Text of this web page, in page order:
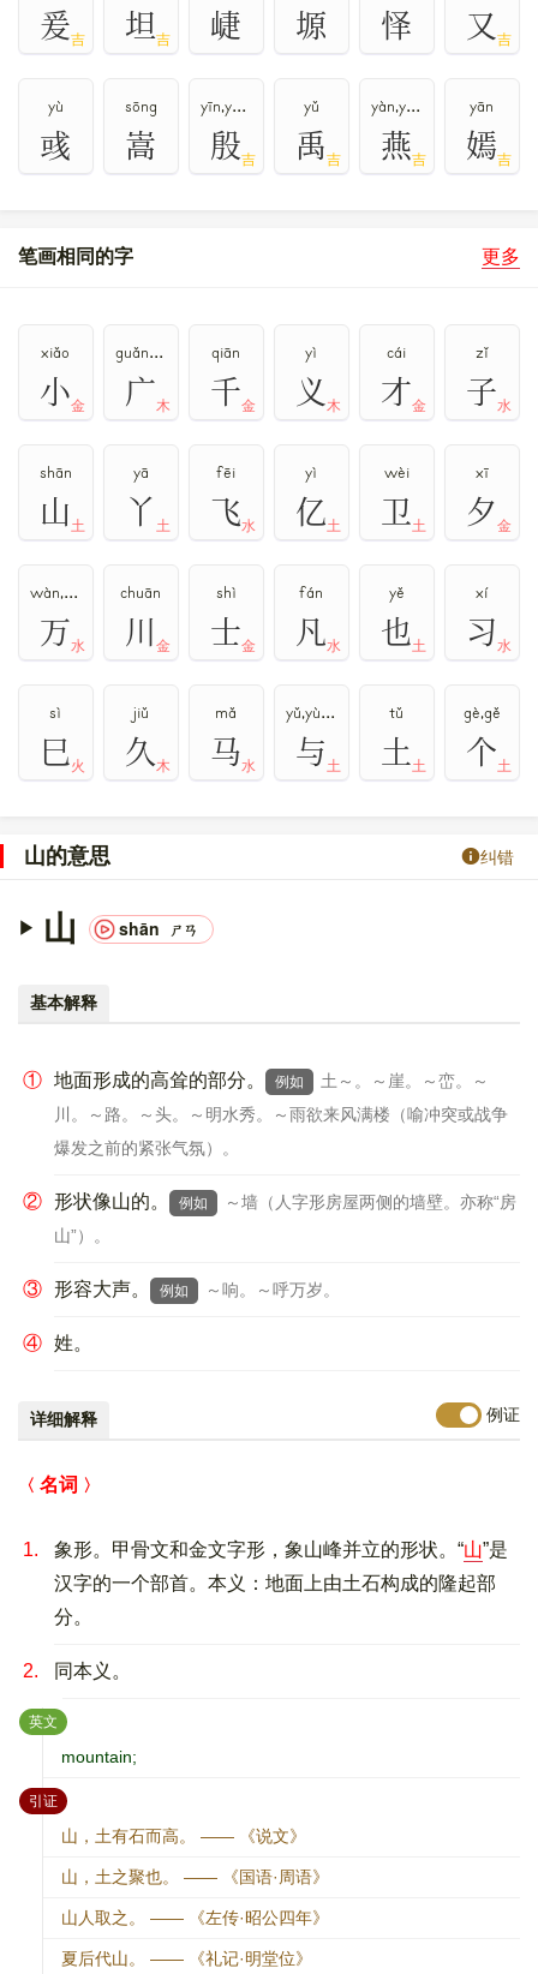
爰吉 坦吉 崨 塬 怿 又吉
yù
彧
sōng
嵩
yīn,yān,yǐn
殷吉
yǔ
禹吉
yàn,yān
燕吉
yān
嫣吉
笔画相同的字 更多
xiǎo
小金
guǎng,ān,yǎn
广木
qiān
千金
yì
义 木
cái
才金
zǐ
子水
shān
山土
yā
丫 土
fēi
飞水
yì
亿土
wèi
卫土
xī
夕金
wàn,mò
万水
chuān
川 金
shì
士金
fán
凡水
yě
也土
xí
习水
sì
巳火
jiǔ
久木
mǎ
马水
yǔ,yù,yú
与土
tǔ
土土
gè,gě
个土
山的意思 纠错
山 shān ㄕㄢ
基本解释
① 地面形成的高耸的部分。 例如
土～。～崖。～峦。～
川。～路。～头。～明水秀。～雨欲来风满楼（喻冲突或战争
爆发之前的紧张气氛）。
② 形状像山的。 例如
～墙（人字形房屋两侧的墙壁。亦称“房
山”）。
③ 形容大声。 例如 ～响。～呼万岁。
④ 姓。
详细解释 例证
名词
1. 象形。甲骨文和金文字形，象山峰并立的形状。“山”是
汉字的一个部首。本义：地面上由土石构成的隆起部
分。
2. 同本义。
英文 ：
mountain;
引证：
山，土有石而高。 —— 《说文》
山，土之聚也。 —— 《国语·周语》
山人取之。 —— 《左传·昭公四年》
夏后代山。 —— 《礼记·明堂位》